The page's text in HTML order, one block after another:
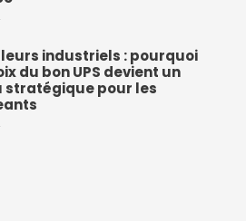
industriels : pourquoi
du bon UPS devient un
stratégique pour les